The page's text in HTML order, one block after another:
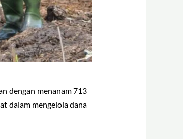
dengan menanam 713
dalam mengelola dana